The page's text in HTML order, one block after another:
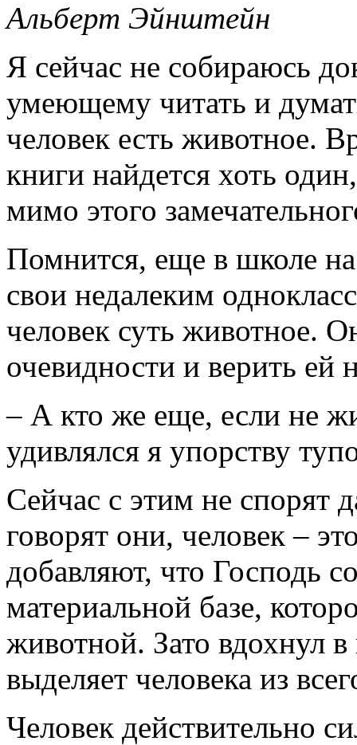
Альберт Эйнштейн
Я сейчас не собираюсь
умеющему читать и
человек есть животное.
книги найдется хоть
мимо этого
Помнится, еще в школе
свои недалеким
человек суть животное.
очевидности и верить ей
– А кто же еще, если не
удивлялся я упорству
Сейчас с этим не спорят
говорят они, человек –
добавляют, что Господь
материальной базе,
животной. Зато вдохнул
выделяет человека из
Человек действительно